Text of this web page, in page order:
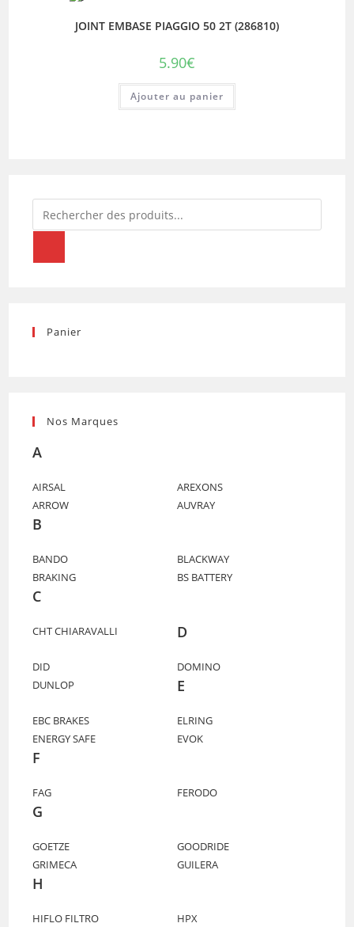
JOINT EMBASE PIAGGIO 50 2T (286810)
5.90€
Ajouter au panier
Recherche
de
Panier
Nos Marques
A
AIRSAL
AREXONS
ARROW
AUVRAY
B
BANDO
BLACKWAY
BRAKING
BS BATTERY
C
CHT CHIARAVALLI D
DID
DOMINO
DUNLOP
E
EBC BRAKES
ELRING
ENERGY SAFE
EVOK
F
FAG FERODO
G
GOETZE
GOODRIDE
GRIMECA
GUILERA
H
HIFLO FILTRO HPX